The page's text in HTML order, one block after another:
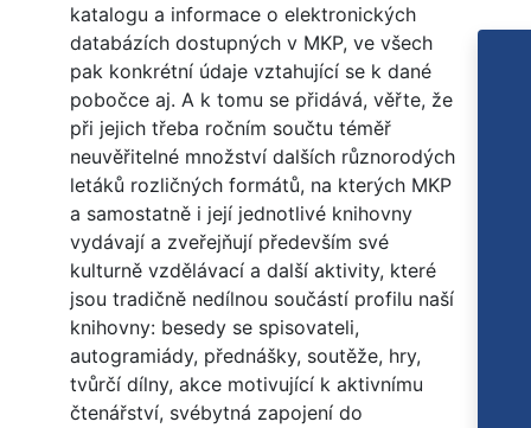
katalogu a informace o elektronických
databázích dostupných v MKP, ve všech
pak konkrétní údaje vztahující se k dané
pobočce aj. A k tomu se přidává, věřte, že
při jejich třeba ročním součtu téměř
neuvěřitelné množství dalších různorodých
letáků rozličných formátů, na kterých MKP
a samostatně i její jednotlivé knihovny
vydávají a zveřejňují především své
kulturně vzdělávací a další aktivity, které
jsou tradičně nedílnou součástí profilu naší
knihovny: besedy se spisovateli,
autogramiády, přednášky, soutěže, hry,
tvůrčí dílny, akce motivující k aktivnímu
čtenářství, svébytná zapojení do